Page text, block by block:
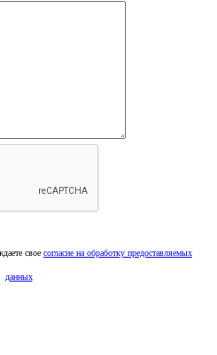
свое согласие на обработку предоставляемых
данных